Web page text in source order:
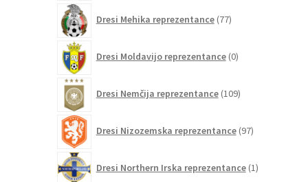
Dresi Mehika reprezentance 77izdelkov
Dresi Moldavijo reprezentance 0izdelkov
Dresi Nemčija reprezentance 109izdelkov
Dresi Nizozemska reprezentance 97izdelkov
Dresi Northern Irska reprezentance 1izdelek